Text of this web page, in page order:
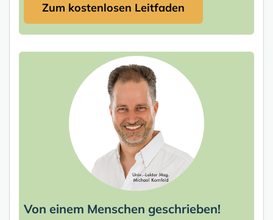
Zum kostenlosen Leitfaden
Von einem Menschen geschrieben!